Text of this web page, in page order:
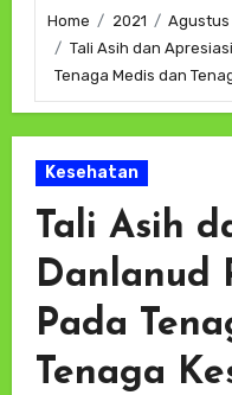
Home 2021
Agustus
Tali Asih dan
Tenaga Medis dan
Kesehatan
Tali Asih
Danlanud
Pada
Tenaga